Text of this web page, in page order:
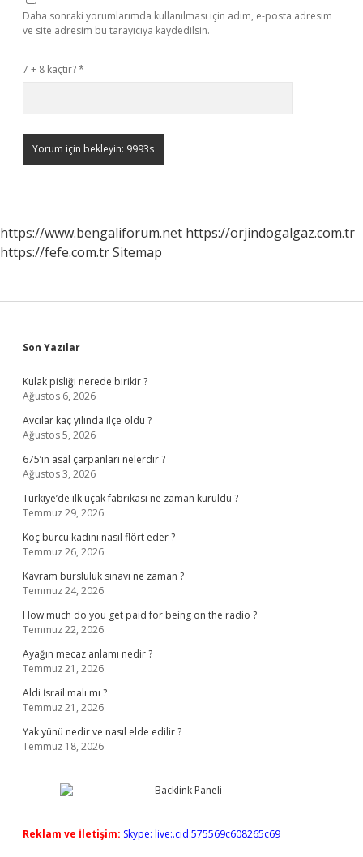
Daha sonraki yorumlarımda kullanılması için adım, e-posta adresim
ve site adresim bu tarayıcıya kaydedilsin.
7 + 8 kaçtır?*
https://www.bengaliforum.net https://orjindogalgaz.com.tr
https://fefe.com.trSitemap
Sidebar
Son Yazılar
Kulak pisliği nerede birikir ?
Ağustos 6, 2026
Avcılar kaç yılında ilçe oldu ?
Ağustos 5, 2026
675’in asal çarpanları nelerdir ?
Ağustos 3, 2026
Türkiye’de ilk uçak fabrikası ne zaman kuruldu ?
Temmuz 29, 2026
Koç burcu kadını nasıl flört eder ?
Temmuz 26, 2026
Kavram bursluluk sınavı ne zaman ?
Temmuz 24, 2026
How much do you get paid for being on the radio ?
Temmuz 22, 2026
Ayağın mecaz anlamı nedir ?
Temmuz 21, 2026
Aldi İsrail malı mı ?
Temmuz 21, 2026
Yak yünü nedir ve nasıl elde edilir ?
Temmuz 18, 2026
Reklam ve İletişim: Skype: live:.cid.575569c608265c69